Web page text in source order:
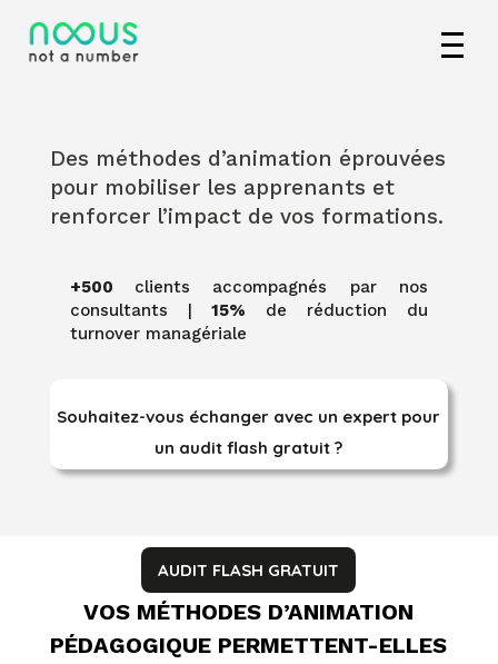
Des méthodes d’animation éprouvées
pour mobiliser les apprenants et
renforcer l’impact de vos formations.
+500 clients accompagnés par nos
consultants | 15% de réduction du
turnover managériale
Souhaitez-vous échanger avec un expert pour
un audit flash gratuit ?
AUDIT FLASH GRATUIT
VOS MÉTHODES D’ANIMATION
PÉDAGOGIQUE PERMETTENT-ELLES